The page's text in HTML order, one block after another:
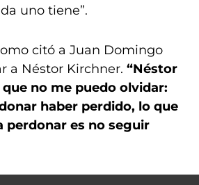
uno tiene”.
citó a Juan Domingo
a Néstor Kirchner. “Néstor
no me puedo olvidar:
haber perdido, lo que
perdonar es no seguir